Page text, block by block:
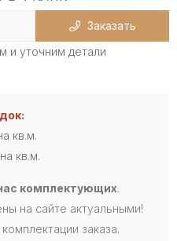
Заказать
и уточним детали
кв.м.
кв.м.
комплектующих.
на сайте актуальными!
заказа.